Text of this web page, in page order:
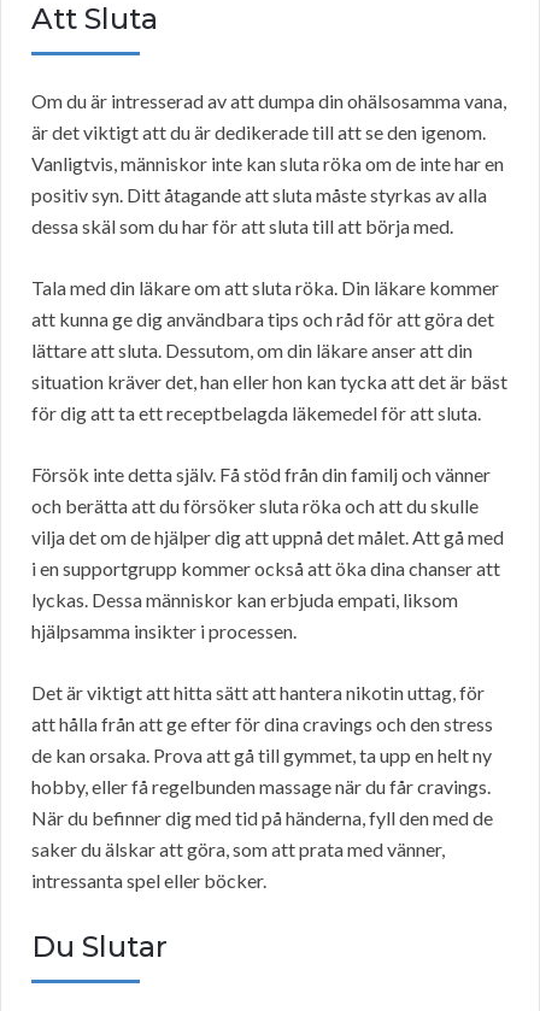
Att Sluta
Om du är intresserad av att dumpa din ohälsosamma vana,
är det viktigt att du är dedikerade till att se den igenom.
Vanligtvis, människor inte kan sluta röka om de inte har en
positiv syn. Ditt åtagande att sluta måste styrkas av alla
dessa skäl som du har för att sluta till att börja med.
Tala med din läkare om att sluta röka. Din läkare kommer
att kunna ge dig användbara tips och råd för att göra det
lättare att sluta. Dessutom, om din läkare anser att din
situation kräver det, han eller hon kan tycka att det är bäst
för dig att ta ett receptbelagda läkemedel för att sluta.
Försök inte detta själv. Få stöd från din familj och vänner
och berätta att du försöker sluta röka och att du skulle
vilja det om de hjälper dig att uppnå det målet. Att gå med
i en supportgrupp kommer också att öka dina chanser att
lyckas. Dessa människor kan erbjuda empati, liksom
hjälpsamma insikter i processen.
Det är viktigt att hitta sätt att hantera nikotin uttag, för
att hålla från att ge efter för dina cravings och den stress
de kan orsaka. Prova att gå till gymmet, ta upp en helt ny
hobby, eller få regelbunden massage när du får cravings.
När du befinner dig med tid på händerna, fyll den med de
saker du älskar att göra, som att prata med vänner,
intressanta spel eller böcker.
Du Slutar